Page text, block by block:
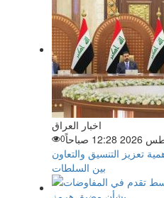
اخبار العراق
0
تعزيز التنسيق والتعاون
بين السلطات